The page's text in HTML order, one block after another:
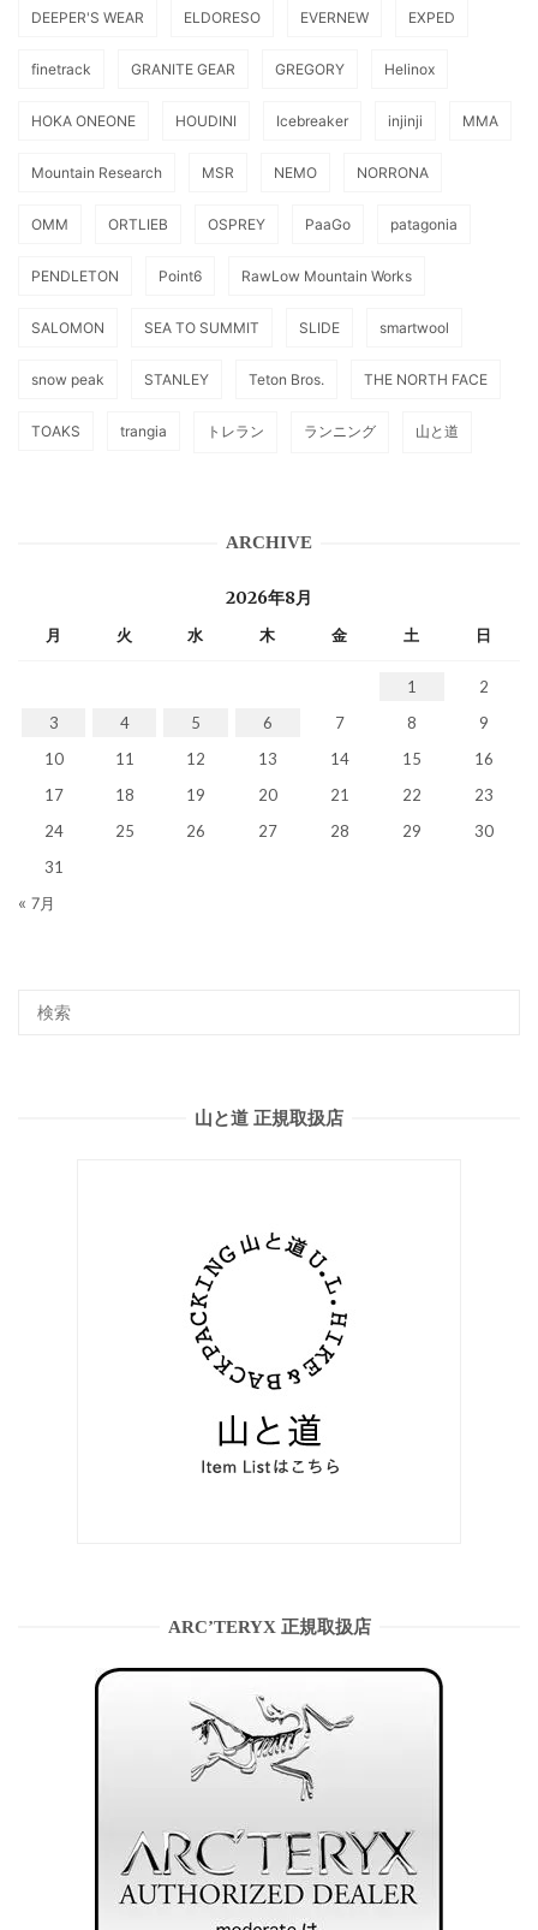
DEEPER'S WEAR ELDORESO EVERNEW EXPED
finetrack GRANITE GEAR GREGORY Helinox
HOKA ONEONE HOUDINI Icebreaker injinji MMA
Mountain Research MSR NEMO NORRONA
OMM ORTLIEB OSPREY PaaGo patagonia
PENDLETON Point6 RawLow Mountain Works
SALOMON SEA TO SUMMIT SLIDE smartwool
snow peak STANLEY Teton Bros. THE NORTH FACE
TOAKS trangia トレラン ランニング 山と道
ARCHIVE
2026年8月
月 火 水 木 金 土 日
1
2
3
4 5 6 7 8
9
10
11 12 13 14 15
16
17
18 19 20 21 22
23
24
25 26 27 28 29
30
31
« 7月
山と道 正規取扱店
ARC’TERYX 正規取扱店